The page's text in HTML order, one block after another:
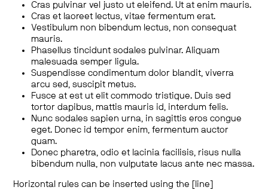
Cras pulvinar vel justo ut eleifend. Ut at enim mauris.
Cras et laoreet lectus, vitae fermentum erat.
Vestibulum non bibendum lectus, non consequat
mauris.
Phasellus tincidunt sodales pulvinar. Aliquam
malesuada semper ligula.
Suspendisse condimentum dolor blandit, viverra
arcu sed, suscipit metus.
Fusce at est ut elit commodo tristique. Duis sed
tortor dapibus, mattis mauris id, interdum felis.
Nunc sodales sapien urna, in sagittis eros congue
eget. Donec id tempor enim, fermentum auctor
quam.
Donec pharetra, odio et lacinia facilisis, risus nulla
bibendum nulla, non vulputate lacus ante nec massa.
Horizontal rules can be inserted using the [line]